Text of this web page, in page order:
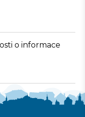
o informace